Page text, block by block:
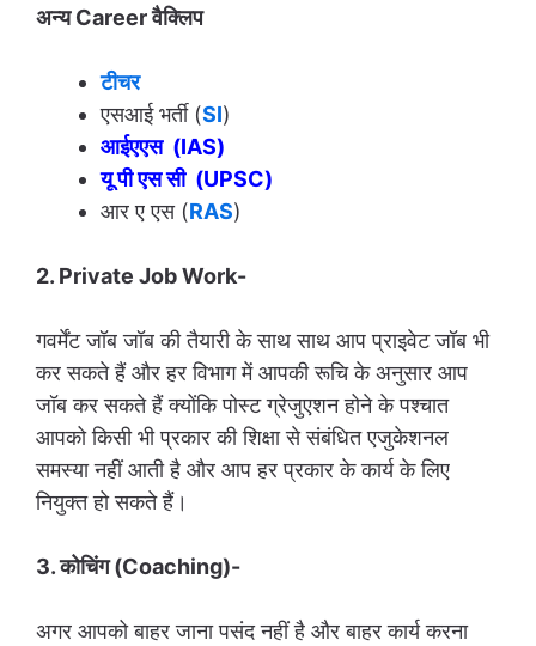
अन्य Careerवैक्लिप
टीचर
एसआई भर्ती (SI)
आईएएस (IAS)
यू पी एस सी (UPSC)
आर ए एस (RAS)
2. Private Job Work-
गवर्मेंट जॉब जॉब की तैयारी के साथ साथ आप प्राइवेट जॉब भी
कर सकते हैं और हर विभाग में आपकी रूचि के अनुसार आप
जॉब कर सकते हैं क्योंकि पोस्ट ग्रेजुएशन होने के पश्चात
आपको किसी भी प्रकार की शिक्षा से संबंधित एजुकेशनल
समस्या नहीं आती है और आप हर प्रकार के कार्य के लिए
नियुक्त हो सकते हैं।
3. कोचिंग (Coaching)-
अगर आपको बाहर जाना पसंद नहीं है और बाहर कार्य करना